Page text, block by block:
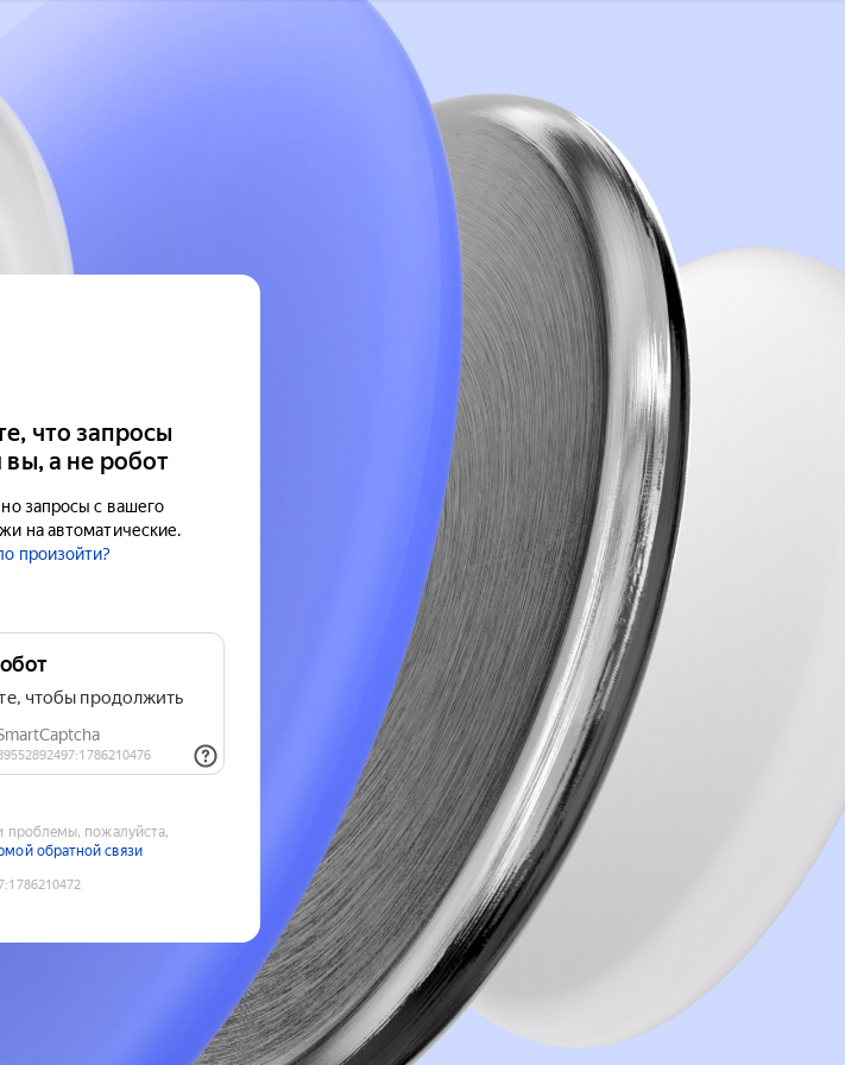
что запросы
вы, а не робот
запросы с вашего
на автоматические.
произойти?
проблемы, пожалуйста,
обратной связи
:1786210472